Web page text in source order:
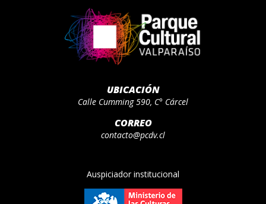
UBICACIÓN
Calle Cumming 590, C° Cárcel
CORREO
contacto@pcdv.cl
Auspiciador institucional